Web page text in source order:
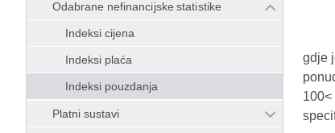
Odabrane nefinancijske statistike
Indeksi cijena
Indeksi plaća
Indeksi pouzdanja
Platni sustavi
gdje